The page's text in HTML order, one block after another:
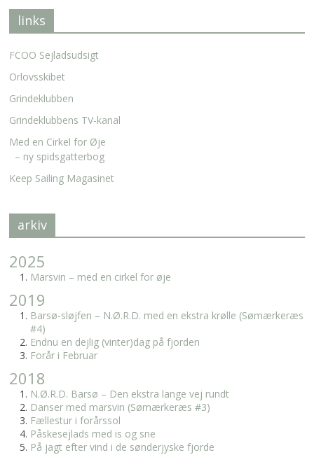
links
FCOO Sejladsudsigt
Orlovsskibet
Grindeklubben
Grindeklubbens TV-kanal
Med en Cirkel for Øje
– ny spidsgatterbog
Keep Sailing Magasinet
arkiv
2025
Marsvin – med en cirkel for øje
2019
Barsø-sløjfen – N.Ø.R.D. med en ekstra krølle (Sømærkeræs
#4)
Endnu en dejlig (vinter)dag på fjorden
Forår i Februar
2018
N.Ø.R.D. Barsø – Den ekstra lange vej rundt
Danser med marsvin (Sømærkeræs #3)
Fællestur i forårssol
Påskesejlads med is og sne
På jagt efter vind i de sønderjyske fjorde